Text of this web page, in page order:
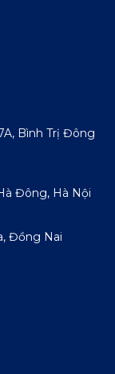
Bình Trị Đông
Đông, Hà Nội
Đồng Nai